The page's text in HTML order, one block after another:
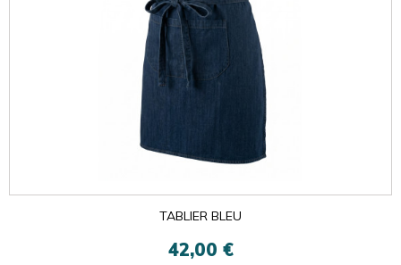
TABLIER BLEU
42,00 €